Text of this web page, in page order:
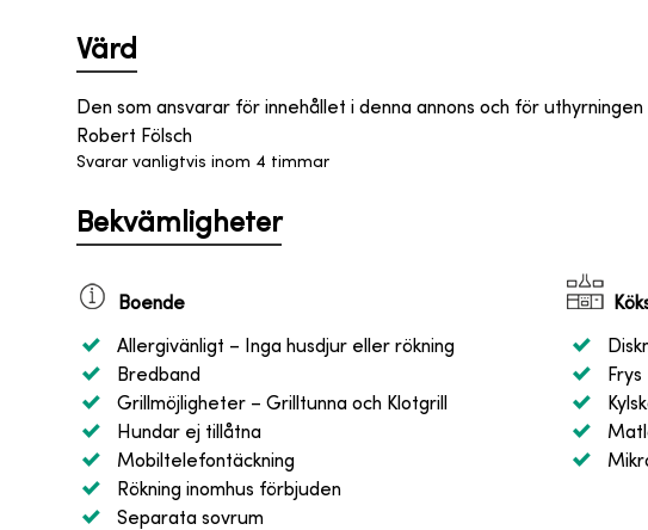
Värd
Den som ansvarar för innehållet i denna annons och för
Robert Fölsch
Svarar vanligtvis inom 4 timmar
Bekvämligheter
Boende
Allergivänligt – Inga husdjur eller rökning
Bredband
Grillmöjligheter – Grilltunna och Klotgrill
Hundar ej tillåtna
Mobiltelefontäckning
Rökning inomhus förbjuden
Separata sovrum
Frys